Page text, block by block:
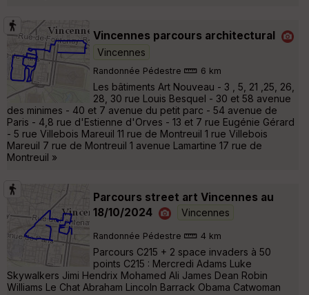
Vincennes parcours architectural
Vincennes
Randonnée Pédestre 6 km
Les bâtiments Art Nouveau - 3 , 5, 21 ,25, 26,
28, 30 rue Louis Besquel - 30 et 58 avenue
des minimes - 40 et 7 avenue du petit parc - 54 avenue de
Paris - 4,8 rue d'Estienne d'Orves - 13 et 7 rue Eugénie Gérard
- 5 rue Villebois Mareuil 11 rue de Montreuil 1 rue Villebois
Mareuil 7 rue de Montreuil 1 avenue Lamartine 17 rue de
Montreuil »
Parcours street art Vincennes au
18/10/2024
Vincennes
Randonnée Pédestre 4 km
Parcours C215 + 2 space invaders à 50
points C215 : Mercredi Adams Luke
Skywalkers Jimi Hendrix Mohamed Ali James Dean Robin
Williams Le Chat Abraham Lincoln Barrack Obama Catwoman